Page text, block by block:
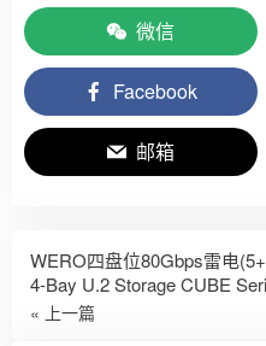
微信
Facebook
邮箱
WERO四盘位80Gbps雷电
4-Bay U.2 Storage CUBE
« 上一篇